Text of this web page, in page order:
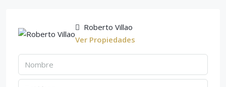
Roberto Villao
Ver Propiedades